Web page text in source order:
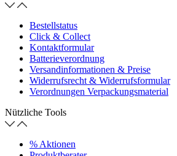
Bestellstatus
Click & Collect
Kontaktformular
Batterieverordnung
Versandinformationen & Preise
Widerrufsrecht & Widerrufsformular
Verordnungen Verpackungsmaterial
Nützliche Tools
% Aktionen